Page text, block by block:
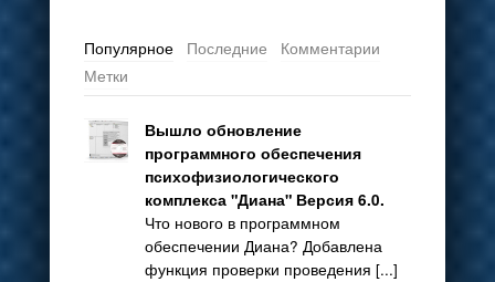
Популярное Последние
Комментарии
Метки
Вышло обновление
программного обеспечения
психофизиологического
комплекса "Диана" Версия 6.0.
Что нового в программном
обеспечении Диана? Добавлена
функция проверки проведения [...]